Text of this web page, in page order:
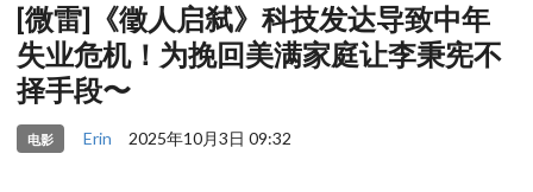
[微雷]《徵人启弑》科技发达导致中年
失业危机！为挽回美满家庭让李秉宪不
择手段〜
电影 Erin 2025年10月3日 09:32